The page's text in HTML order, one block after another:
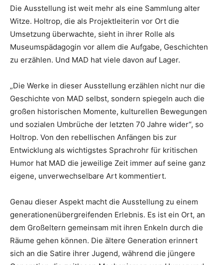
Die Ausstellung ist weit mehr als eine Sammlung alter
Witze. Holtrop, die als Projektleiterin vor Ort die
Umsetzung überwachte, sieht in ihrer Rolle als
Museumspädagogin vor allem die Aufgabe, Geschichten
zu erzählen. Und MAD hat viele davon auf Lager.
„Die Werke in dieser Ausstellung erzählen nicht nur die
Geschichte von MAD selbst, sondern spiegeln auch die
großen historischen Momente, kulturellen Bewegungen
und sozialen Umbrüche der letzten 70 Jahre wider“, so
Holtrop. Von den rebellischen Anfängen bis zur
Entwicklung als wichtigstes Sprachrohr für kritischen
Humor hat MAD die jeweilige Zeit immer auf seine ganz
eigene, unverwechselbare Art kommentiert.
Genau dieser Aspekt macht die Ausstellung zu einem
generationenübergreifenden Erlebnis. Es ist ein Ort, an
dem Großeltern gemeinsam mit ihren Enkeln durch die
Räume gehen können. Die ältere Generation erinnert
sich an die Satire ihrer Jugend, während die jüngere